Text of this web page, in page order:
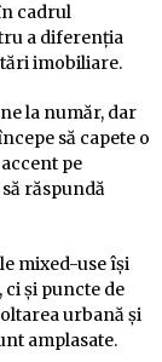
cadrul
a diferenția
imobiliare.
la număr, dar
să capete o
pe
răspundă
mixed-use își
și puncte de
urbană și
amplasate.